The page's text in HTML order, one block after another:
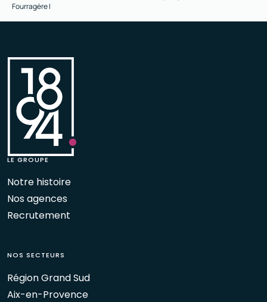
Fourragère I
LE GROUPE
Notre histoire
Nos agences
Recrutement
NOS SECTEURS
Région Grand Sud
Aix-en-Provence